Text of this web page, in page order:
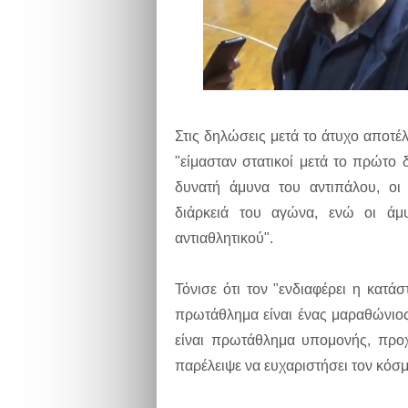
Στις δηλώσεις μετά το άτυχο
"είμασταν στατικοί μετά το
δυνατή άμυνα του αντιπάλου, οι
διάρκειά του αγώνα, ενώ οι
αντιαθλητικού".
Τόνισε ότι τον "ενδιαφέρει η
πρωτάθλημα είναι ένας
είναι πρωτάθλημα υπομονής,
παρέλειψε να ευχαριστήσει τον